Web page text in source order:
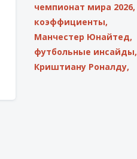
чемпионат мира 2026,
коэффициенты,
Манчестер Юнайтед,
футбольные инсайды,
Криштиану Роналду,